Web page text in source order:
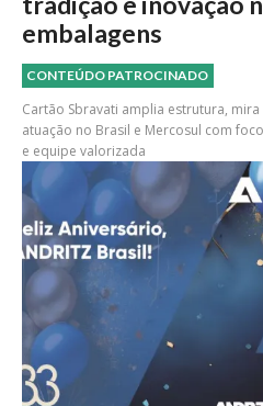
embalagens
CONTEÚDO PATROCINADO
Cartão Sbravati amplia estrutura,
atuação no Brasil e Mercosul com
e equipe valorizada